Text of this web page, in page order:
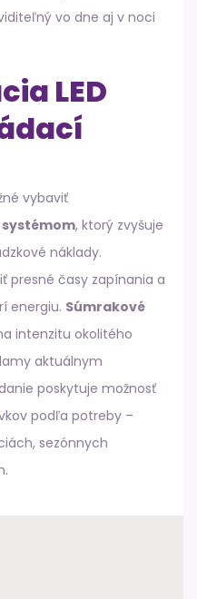
vo dne aj v noci
LED
vybaviť
, ktorý zvyšuje
náklady.
presné časy zapínania a
energiu. Súmrakové
intenzitu okolitého
aktuálnym
poskytuje možnosť
podľa potreby –
sezónnych